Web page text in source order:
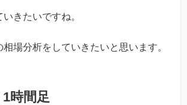
いきたいですね。
場分析をしていきたいと思います。
時間足